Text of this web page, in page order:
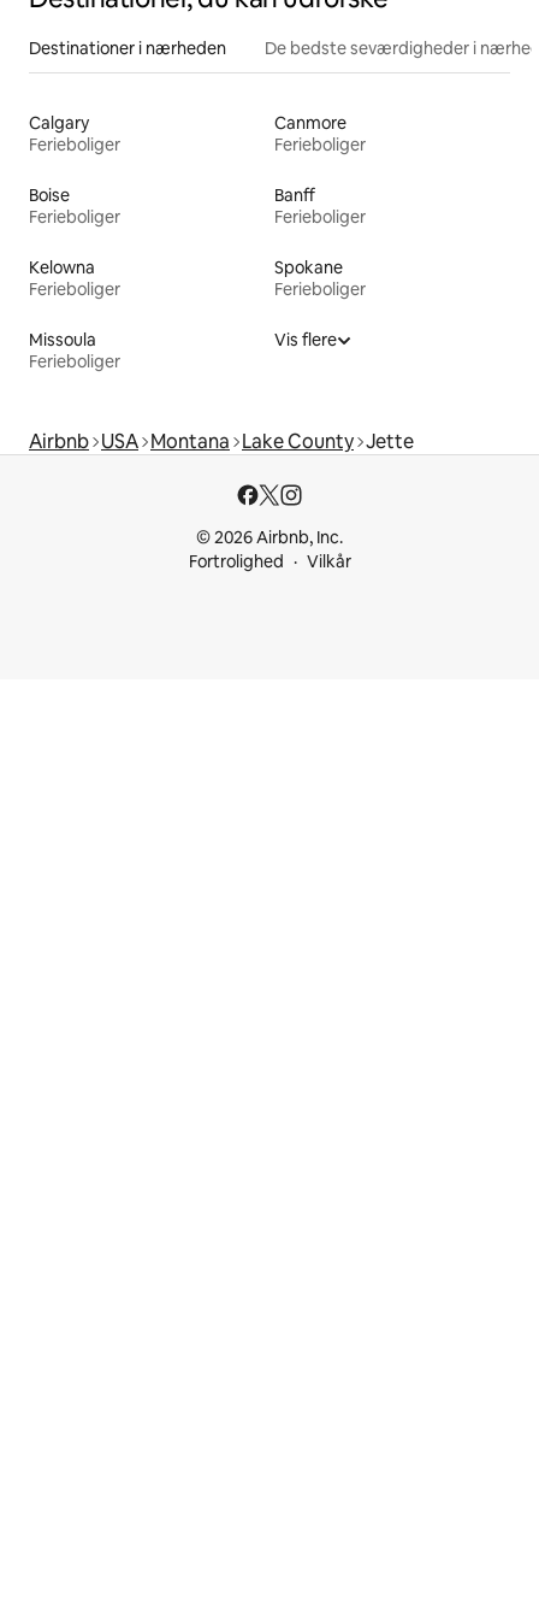
Destinationer i nærheden De bedste seværdigheder i
Calgary
Ferieboliger
Canmore
Ferieboliger
Boise
Ferieboliger
Banff
Ferieboliger
Kelowna
Ferieboliger
Spokane
Ferieboliger
Missoula
Ferieboliger
Vis flere
Airbnb USA Montana Lake County Jette
© 2026 Airbnb, Inc.
Fortrolighed
Vilkår